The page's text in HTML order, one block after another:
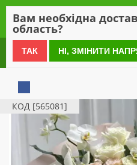
0 800 21 54 55
КОД [565081]
Вам необхідна
область?
ТАК НІ, ЗМІНИТИ